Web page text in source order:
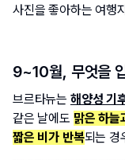
사진을 좋아하는 여행
9~10월, 무엇을
브르타뉴는 해양성 기
같은 날에도 맑은 하늘
짧은 비가 반복되는 경